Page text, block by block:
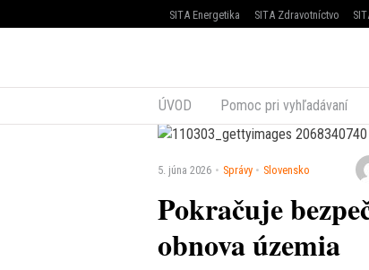
SITA Energetika SITA Zdravotníctvo
ÚVOD Pomoc pri vyhľadávaní
5. júna 2026 Správy Slovensko
Pokračuje
obnova územia